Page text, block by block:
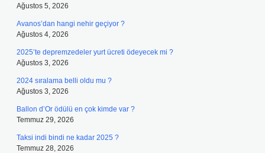
Ağustos 5, 2026
Avanos’dan hangi nehir geçiyor ?
Ağustos 4, 2026
2025’te depremzedeler yurt ücreti ödeyecek mi ?
Ağustos 3, 2026
2024 sıralama belli oldu mu ?
Ağustos 3, 2026
Ballon d’Or ödülü en çok kimde var ?
Temmuz 29, 2026
Taksi indi bindi ne kadar 2025 ?
Temmuz 28, 2026